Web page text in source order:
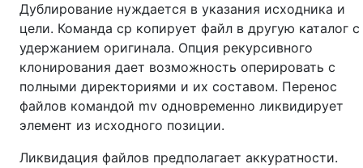
Дублирование нуждается в указания исходника и
цели. Команда cp копирует файл в другую каталог с
удержанием оригинала. Опция рекурсивного
клонирования дает возможность оперировать с
полными директориями и их составом. Перенос
файлов командой mv одновременно ликвидирует
элемент из исходного позиции.
Ликвидация файлов предполагает аккуратности.